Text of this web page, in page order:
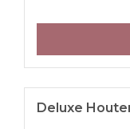
Deluxe